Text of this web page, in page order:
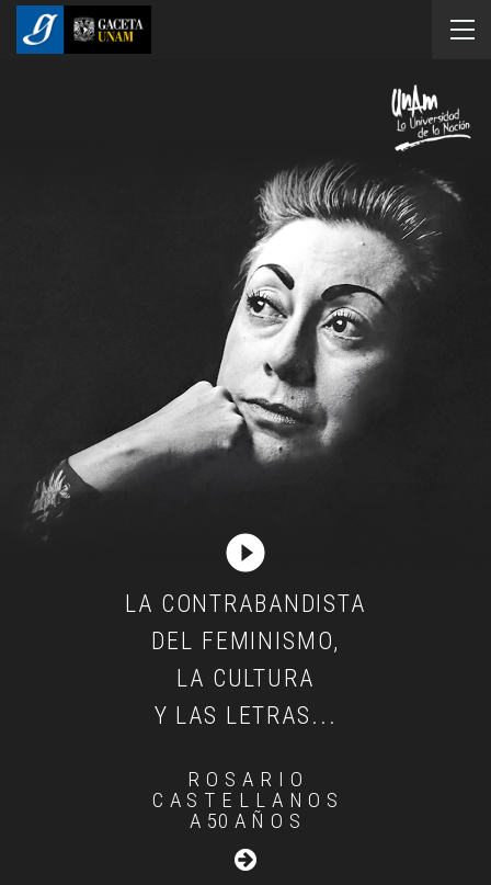
LA CONTRABANDISTA
DEL FEMINISMO,
LA CULTURA
Y LAS LETRAS...
R O S A R I O
C A S T E L L A N O S
A 50 A Ñ O S
play_circle_filled